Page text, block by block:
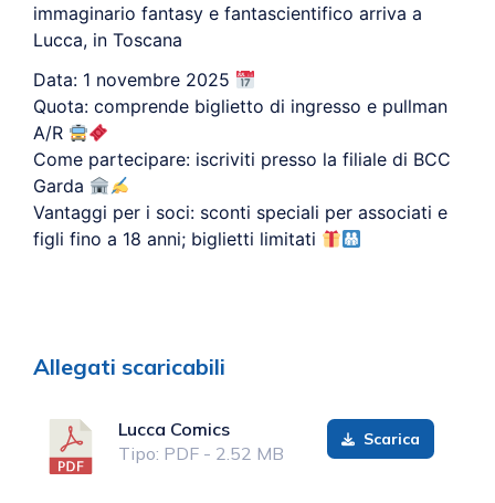
immaginario fantasy e fantascientifico arriva a
Lucca, in Toscana
Data: 1 novembre 2025
Quota: comprende biglietto di ingresso e pullman
A/R
Come partecipare: iscriviti presso la filiale di BCC
Garda
Vantaggi per i soci: sconti speciali per associati e
figli fino a 18 anni; biglietti limitati
Allegati scaricabili
Lucca Comics
Tipo: PDF - 2.52 MB
Scarica